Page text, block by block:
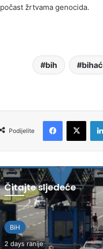
počast žrtvama genocida.
bih bihać
Podijelite
Čitajte sljedeće
BiH
2 days ranije